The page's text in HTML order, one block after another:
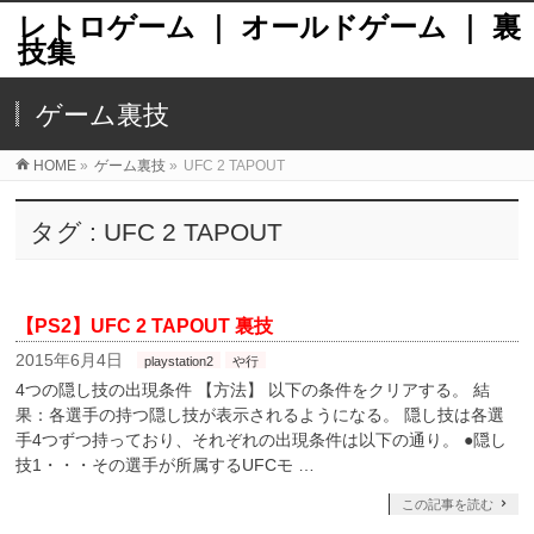
レトロゲーム ｜ オールドゲーム ｜ 裏
技集
ゲーム裏技
HOME » ゲーム裏技 » UFC 2 TAPOUT
タグ : UFC 2 TAPOUT
【PS2】UFC 2 TAPOUT 裏技
2015年6月4日 playstation2 や行
4つの隠し技の出現条件 【方法】 以下の条件をクリアする。 結
果：各選手の持つ隠し技が表示されるようになる。 隠し技は各選
手4つずつ持っており、それぞれの出現条件は以下の通り。 ●隠し
技1・・・その選手が所属するUFCモ …
この記事を読む